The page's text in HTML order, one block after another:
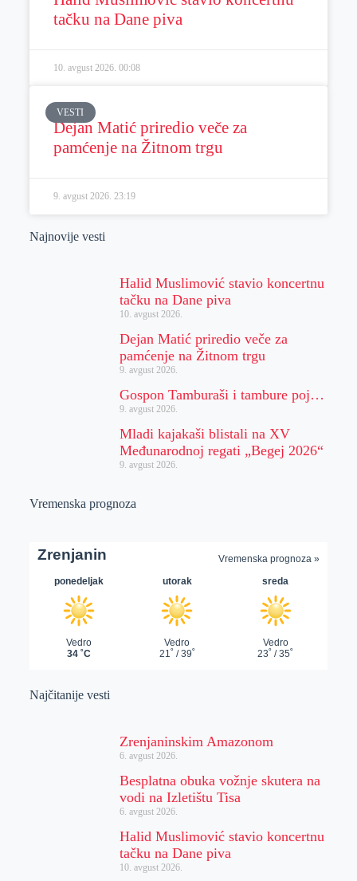
tačku na Dane piva
10. avgust 2026. 00:08
VESTI
Dejan Matić priredio veče za
pamćenje na Žitnom trgu
9. avgust 2026. 23:19
Najnovije vesti
Halid Muslimović stavio koncertnu
tačku na Dane piva
10. avgust 2026.
Dejan Matić priredio veče za
pamćenje na Žitnom trgu
9. avgust 2026.
Gospon Tamburaši i tambure poj…
9. avgust 2026.
Mladi kajakaši blistali na XV
Međunarodnoj regati „Begej 2026“
9. avgust 2026.
Vremenska prognoza
Najčitanije vesti
Zrenjaninskim Amazonom
6. avgust 2026.
Besplatna obuka vožnje skutera na
vodi na Izletištu Tisa
6. avgust 2026.
Halid Muslimović stavio koncertnu
tačku na Dane piva
10. avgust 2026.